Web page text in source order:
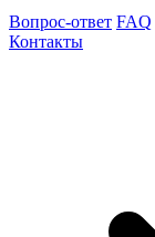
Вопрос-ответ FAQ
Контакты